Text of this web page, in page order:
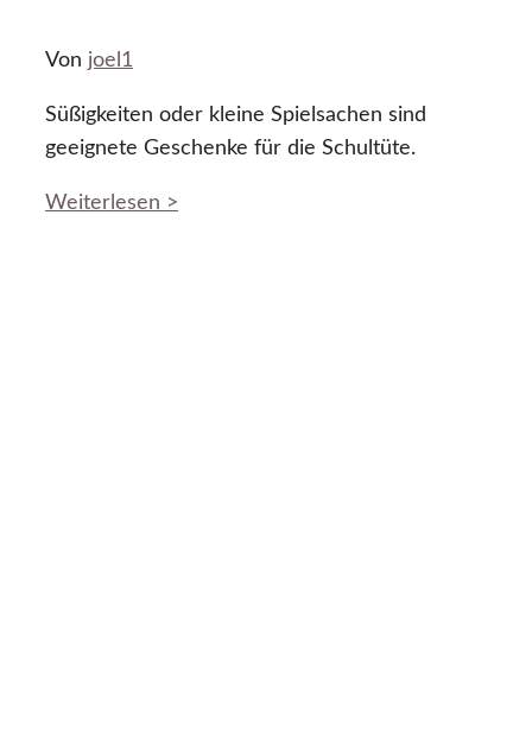
Von joel1
Süßigkeiten oder kleine Spielsachen sind
geeignete Geschenke für die Schultüte.
Weiterlesen >